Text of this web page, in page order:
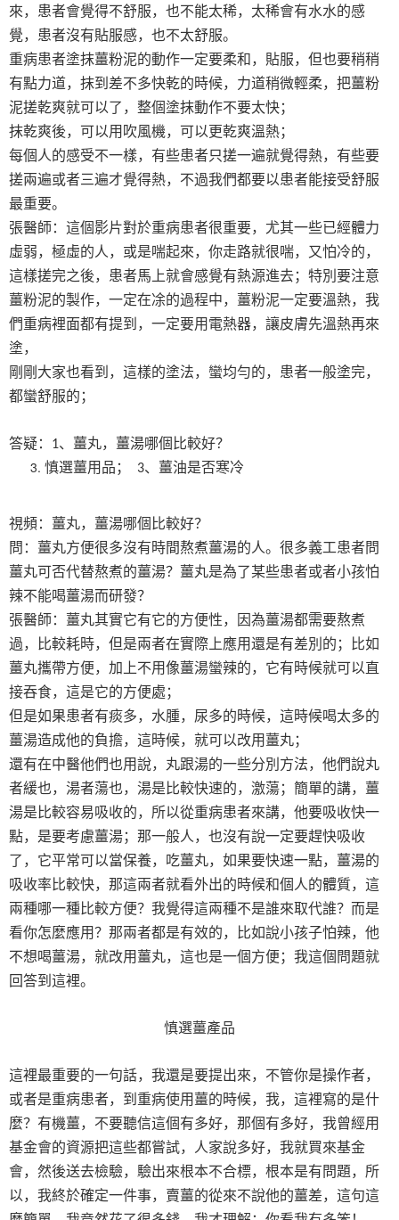
來，患者會覺得不舒服，也不能太稀，太稀會有水水的感
覺，患者沒有貼服感，也不太舒服。
重病患者塗抹薑粉泥的動作一定要柔和，貼服，但也要稍稍
有點力道，抹到差不多快乾的時候，力道稍微輕柔，把薑粉
泥搓乾爽就可以了，整個塗抹動作不要太快；
抹乾爽後，可以用吹風機，可以更乾爽溫熱；
每個人的感受不一樣，有些患者只搓一遍就覺得熱，有些要
搓兩遍或者三遍才覺得熱，不過我們都要以患者能接受舒服
最重要。
張醫師：這個影片對於重病患者很重要，尤其一些已經體力
虛弱，極虛的人，或是喘起來，你走路就很喘，又怕冷的，
這樣搓完之後，患者馬上就會感覺有熱源進去；特別要注意
薑粉泥的製作，一定在凃的過程中，薑粉泥一定要溫熱，我
們重病裡面都有提到，一定要用電熱器，讓皮膚先溫熱再來
塗，
剛剛大家也看到，這樣的塗法，蠻均勻的，患者一般塗完，
都蠻舒服的；
答疑： 1、薑丸，薑湯哪個比較好？
慎選薑用品；
3、薑油是否寒冷
視頻：薑丸，薑湯哪個比較好？
問：薑丸方便很多沒有時間熬煮薑湯的人。很多義工患者問
薑丸可否代替熬煮的薑湯？薑丸是為了某些患者或者小孩怕
辣不能喝薑湯而研發？
張醫師：薑丸其實它有它的方便性，因為薑湯都需要熬煮
過，比較耗時，但是兩者在實際上應用還是有差別的；比如
薑丸攜帶方便，加上不用像薑湯蠻辣的，它有時候就可以直
接吞食，這是它的方便處；
但是如果患者有痰多，水腫，尿多的時候，這時候喝太多的
薑湯造成他的負擔，這時候，就可以改用薑丸；
還有在中醫他們也用說，丸跟湯的一些分別方法，他們說丸
者緩也，湯者蕩也，湯是比較快速的，激蕩；簡單的講，薑
湯是比較容易吸收的，所以從重病患者來講，他要吸收快一
點，是要考慮薑湯；那一般人，也沒有說一定要趕快吸收
了，它平常可以當保養，吃薑丸，如果要快速一點，薑湯的
吸收率比較快，那這兩者就看外出的時候和個人的體質，這
兩種哪一種比較方便？我覺得這兩種不是誰來取代誰？而是
看你怎麼應用？那兩者都是有效的，比如說小孩子怕辣，他
不想喝薑湯，就改用薑丸，這也是一個方便；我這個問題就
回答到這裡。
慎選薑產品
這裡最重要的一句話，我還是要提出來，不管你是操作者，
或者是重病患者，到重病使用薑的時候，我，這裡寫的是什
麼？有機薑，不要聽信這個有多好，那個有多好，我曾經用
基金會的資源把這些都嘗試，人家說多好，我就買來基金
會，然後送去檢驗，驗出來根本不合標，根本是有問題，所
以，我終於確定一件事，賣薑的從來不說他的薑差，這句這